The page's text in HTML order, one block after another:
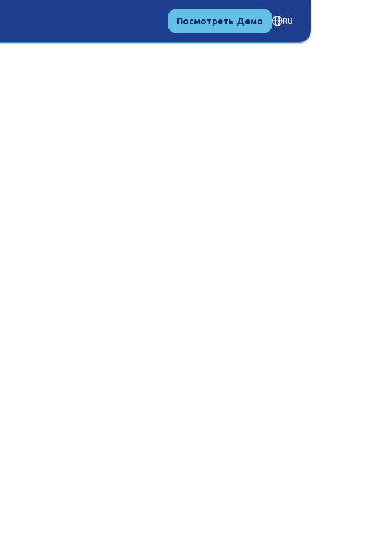
Посмотреть Демо RU